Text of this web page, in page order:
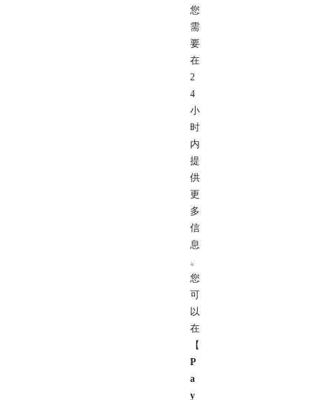
您
需
要
在
2
4
小
时
内
提
供
更
多
信
息
。
您
可
以
在
【
P
a
y